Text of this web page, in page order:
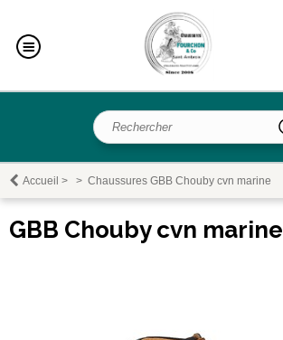
Accueil > > Chaussures GBB Chouby cvn marine
GBB Chouby cvn marine